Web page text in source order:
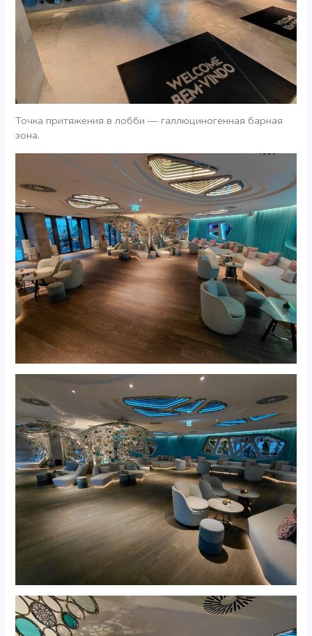
Точка притяжения в лобби — галлюциногенная барная
зона.